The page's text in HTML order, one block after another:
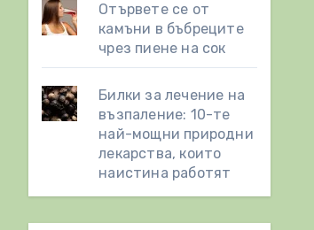
Отървете се от
камъни в бъбреците
чрез пиене на сок
Билки за лечение на
възпаление: 10-те
най-мощни природни
лекарства, които
наистина работят